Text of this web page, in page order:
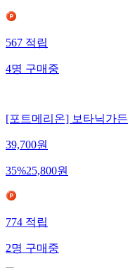
567 적립
4명 구매중
[포트메리온] 보타닉가
39,700원
35%25,800원
774 적립
2명 구매중